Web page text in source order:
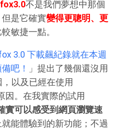
不是我們夢想中那個
是它確實變得更聰明、更
敏捷一點。
3.0 下載飆紀錄就在本週
吧！
」提出了幾個還沒用
以及已經在使用
因。在我實際的試用
實可以感受到網頁瀏覽速
就能體驗到的新功能；不過